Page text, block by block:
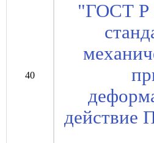
40
"ГОСТ Р
действие